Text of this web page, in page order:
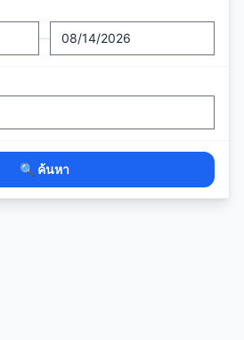
—
🔍 ค้นหา